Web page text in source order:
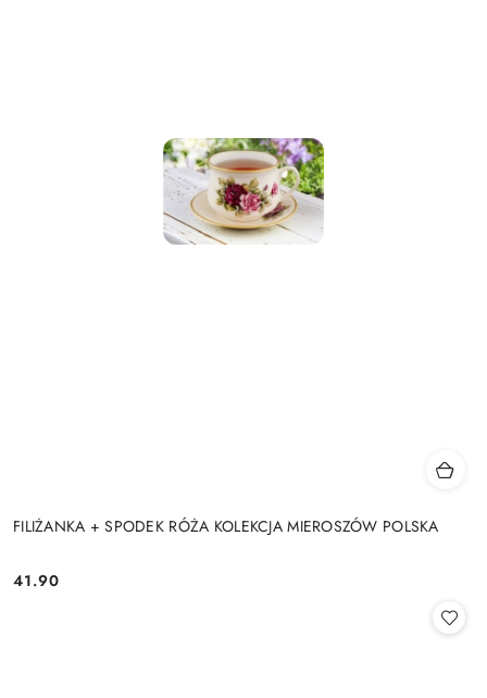
FILIŻANKA + SPODEK RÓŻA KOLEKCJA MIEROSZÓW POLSKA
Cena:
41.90